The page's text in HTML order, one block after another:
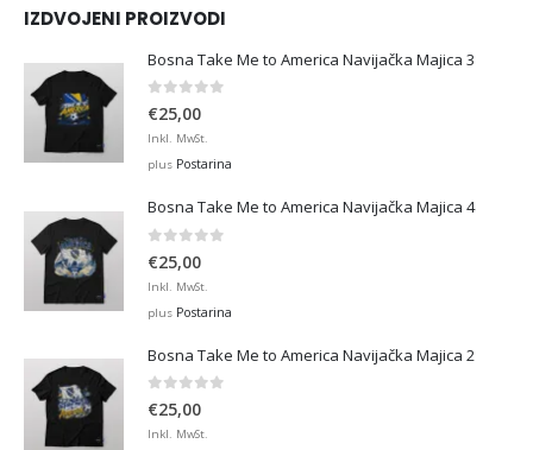
IZDVOJENI PROIZVODI
Bosna Take Me to America Navijačka Majica 3
0 out of 5
€25,00
Inkl. MwSt.
plus Postarina
Bosna Take Me to America Navijačka Majica 4
€25,00
Inkl. MwSt.
plus Postarina
Bosna Take Me to America Navijačka Majica 2
0 out of 5
€25,00
Inkl. MwSt.